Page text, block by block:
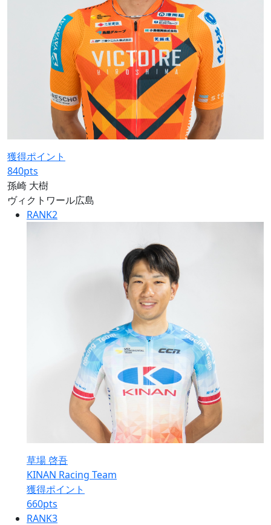
獲得ポイント
840pts
孫崎 大樹
ヴィクトワール広島
RANK2
草場 啓吾
KINAN Racing Team
獲得ポイント
660pts
RANK3